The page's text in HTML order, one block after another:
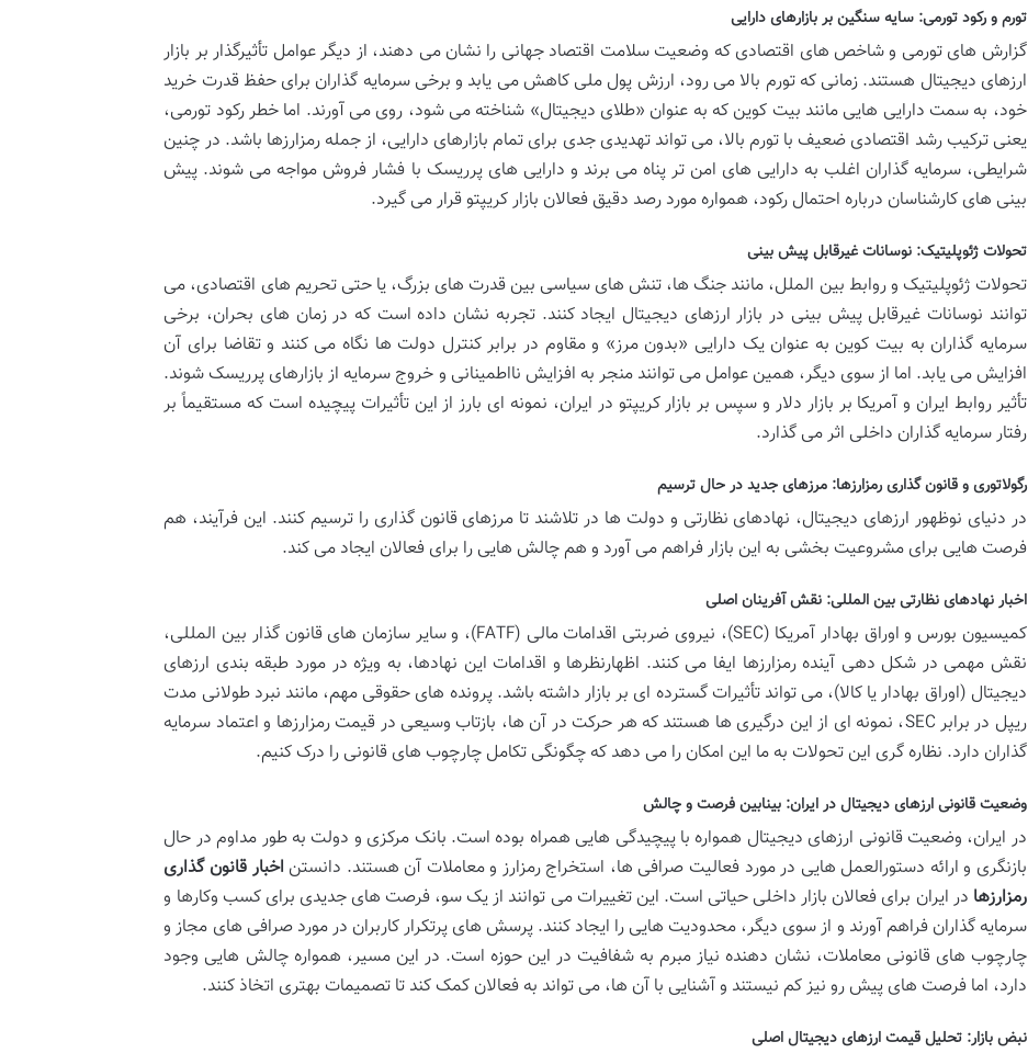
تورم و رکود تورمی: سایه سنگین بر بازارهای دارایی
گزارش های تورمی و شاخص های اقتصادی که وضعیت سلامت اقتصاد جهانی را نشان می دهند، از دیگر عوامل تأثیرگذار بر بازار
ارزهای دیجیتال هستند. زمانی که تورم بالا می رود، ارزش پول ملی کاهش می یابد و برخی سرمایه گذاران برای حفظ قدرت خرید
خود، به سمت دارایی هایی مانند بیت کوین که به عنوان «طلای دیجیتال» شناخته می شود، روی می آورند. اما خطر رکود تورمی،
یعنی ترکیب رشد اقتصادی ضعیف با تورم بالا، می تواند تهدیدی جدی برای تمام بازارهای دارایی، از جمله رمزارزها باشد. در چنین
شرایطی، سرمایه گذاران اغلب به دارایی های امن تر پناه می برند و دارایی های پرریسک با فشار فروش مواجه می شوند. پیش
بینی های کارشناسان درباره احتمال رکود، همواره مورد رصد دقیق فعالان بازار کریپتو قرار می گیرد.
تحولات ژئوپلیتیک: نوسانات غیرقابل پیش بینی
تحولات ژئوپلیتیک و روابط بین الملل، مانند جنگ ها، تنش های سیاسی بین قدرت های بزرگ، یا حتی تحریم های اقتصادی، می
توانند نوسانات غیرقابل پیش بینی در بازار ارزهای دیجیتال ایجاد کنند. تجربه نشان داده است که در زمان های بحران، برخی
سرمایه گذاران به بیت کوین به عنوان یک دارایی «بدون مرز» و مقاوم در برابر کنترل دولت ها نگاه می کنند و تقاضا برای آن
افزایش می یابد. اما از سوی دیگر، همین عوامل می توانند منجر به افزایش نااطمینانی و خروج سرمایه از بازارهای پرریسک شوند.
تأثیر روابط ایران و آمریکا بر بازار دلار و سپس بر بازار کریپتو در ایران، نمونه ای بارز از این تأثیرات پیچیده است که مستقیماً بر
رفتار سرمایه گذاران داخلی اثر می گذارد.
رگولاتوری و قانون گذاری رمزارزها: مرزهای جدید در حال ترسیم
در دنیای نوظهور ارزهای دیجیتال، نهادهای نظارتی و دولت ها در تلاشند تا مرزهای قانون گذاری را ترسیم کنند. این فرآیند، هم
فرصت هایی برای مشروعیت بخشی به این بازار فراهم می آورد و هم چالش هایی را برای فعالان ایجاد می کند.
اخبار نهادهای نظارتی بین المللی: نقش آفرینان اصلی
کمیسیون بورس و اوراق بهادار آمریکا (SEC)، نیروی ضربتی اقدامات مالی (FATF)، و سایر سازمان های قانون گذار بین المللی،
نقش مهمی در شکل دهی آینده رمزارزها ایفا می کنند. اظهارنظرها و اقدامات این نهادها، به ویژه در مورد طبقه بندی ارزهای
دیجیتال (اوراق بهادار یا کالا)، می تواند تأثیرات گسترده ای بر بازار داشته باشد. پرونده های حقوقی مهم، مانند نبرد طولانی مدت
ریپل در برابر SEC، نمونه ای از این درگیری ها هستند که هر حرکت در آن ها، بازتاب وسیعی در قیمت رمزارزها و اعتماد سرمایه
گذاران دارد. نظاره گری این تحولات به ما این امکان را می دهد که چگونگی تکامل چارچوب های قانونی را درک کنیم.
وضعیت قانونی ارزهای دیجیتال در ایران: بینابین فرصت و چالش
در ایران، وضعیت قانونی ارزهای دیجیتال همواره با پیچیدگی هایی همراه بوده است. بانک مرکزی و دولت به طور مداوم در حال
بازنگری و ارائه دستورالعمل هایی در مورد فعالیت صرافی ها، استخراج رمزارز و معاملات آن هستند. دانستن اخبار قانون گذاری
رمزارزها در ایران برای فعالان بازار داخلی حیاتی است. این تغییرات می توانند از یک سو، فرصت های جدیدی برای کسب وکارها و
سرمایه گذاران فراهم آورند و از سوی دیگر، محدودیت هایی را ایجاد کنند. پرسش های پرتکرار کاربران در مورد صرافی های مجاز و
چارچوب های قانونی معاملات، نشان دهنده نیاز مبرم به شفافیت در این حوزه است. در این مسیر، همواره چالش هایی وجود
دارد، اما فرصت های پیش رو نیز کم نیستند و آشنایی با آن ها، می تواند به فعالان کمک کند تا تصمیمات بهتری اتخاذ کنند.
نبض بازار: تحلیل قیمت ارزهای دیجیتال اصلی